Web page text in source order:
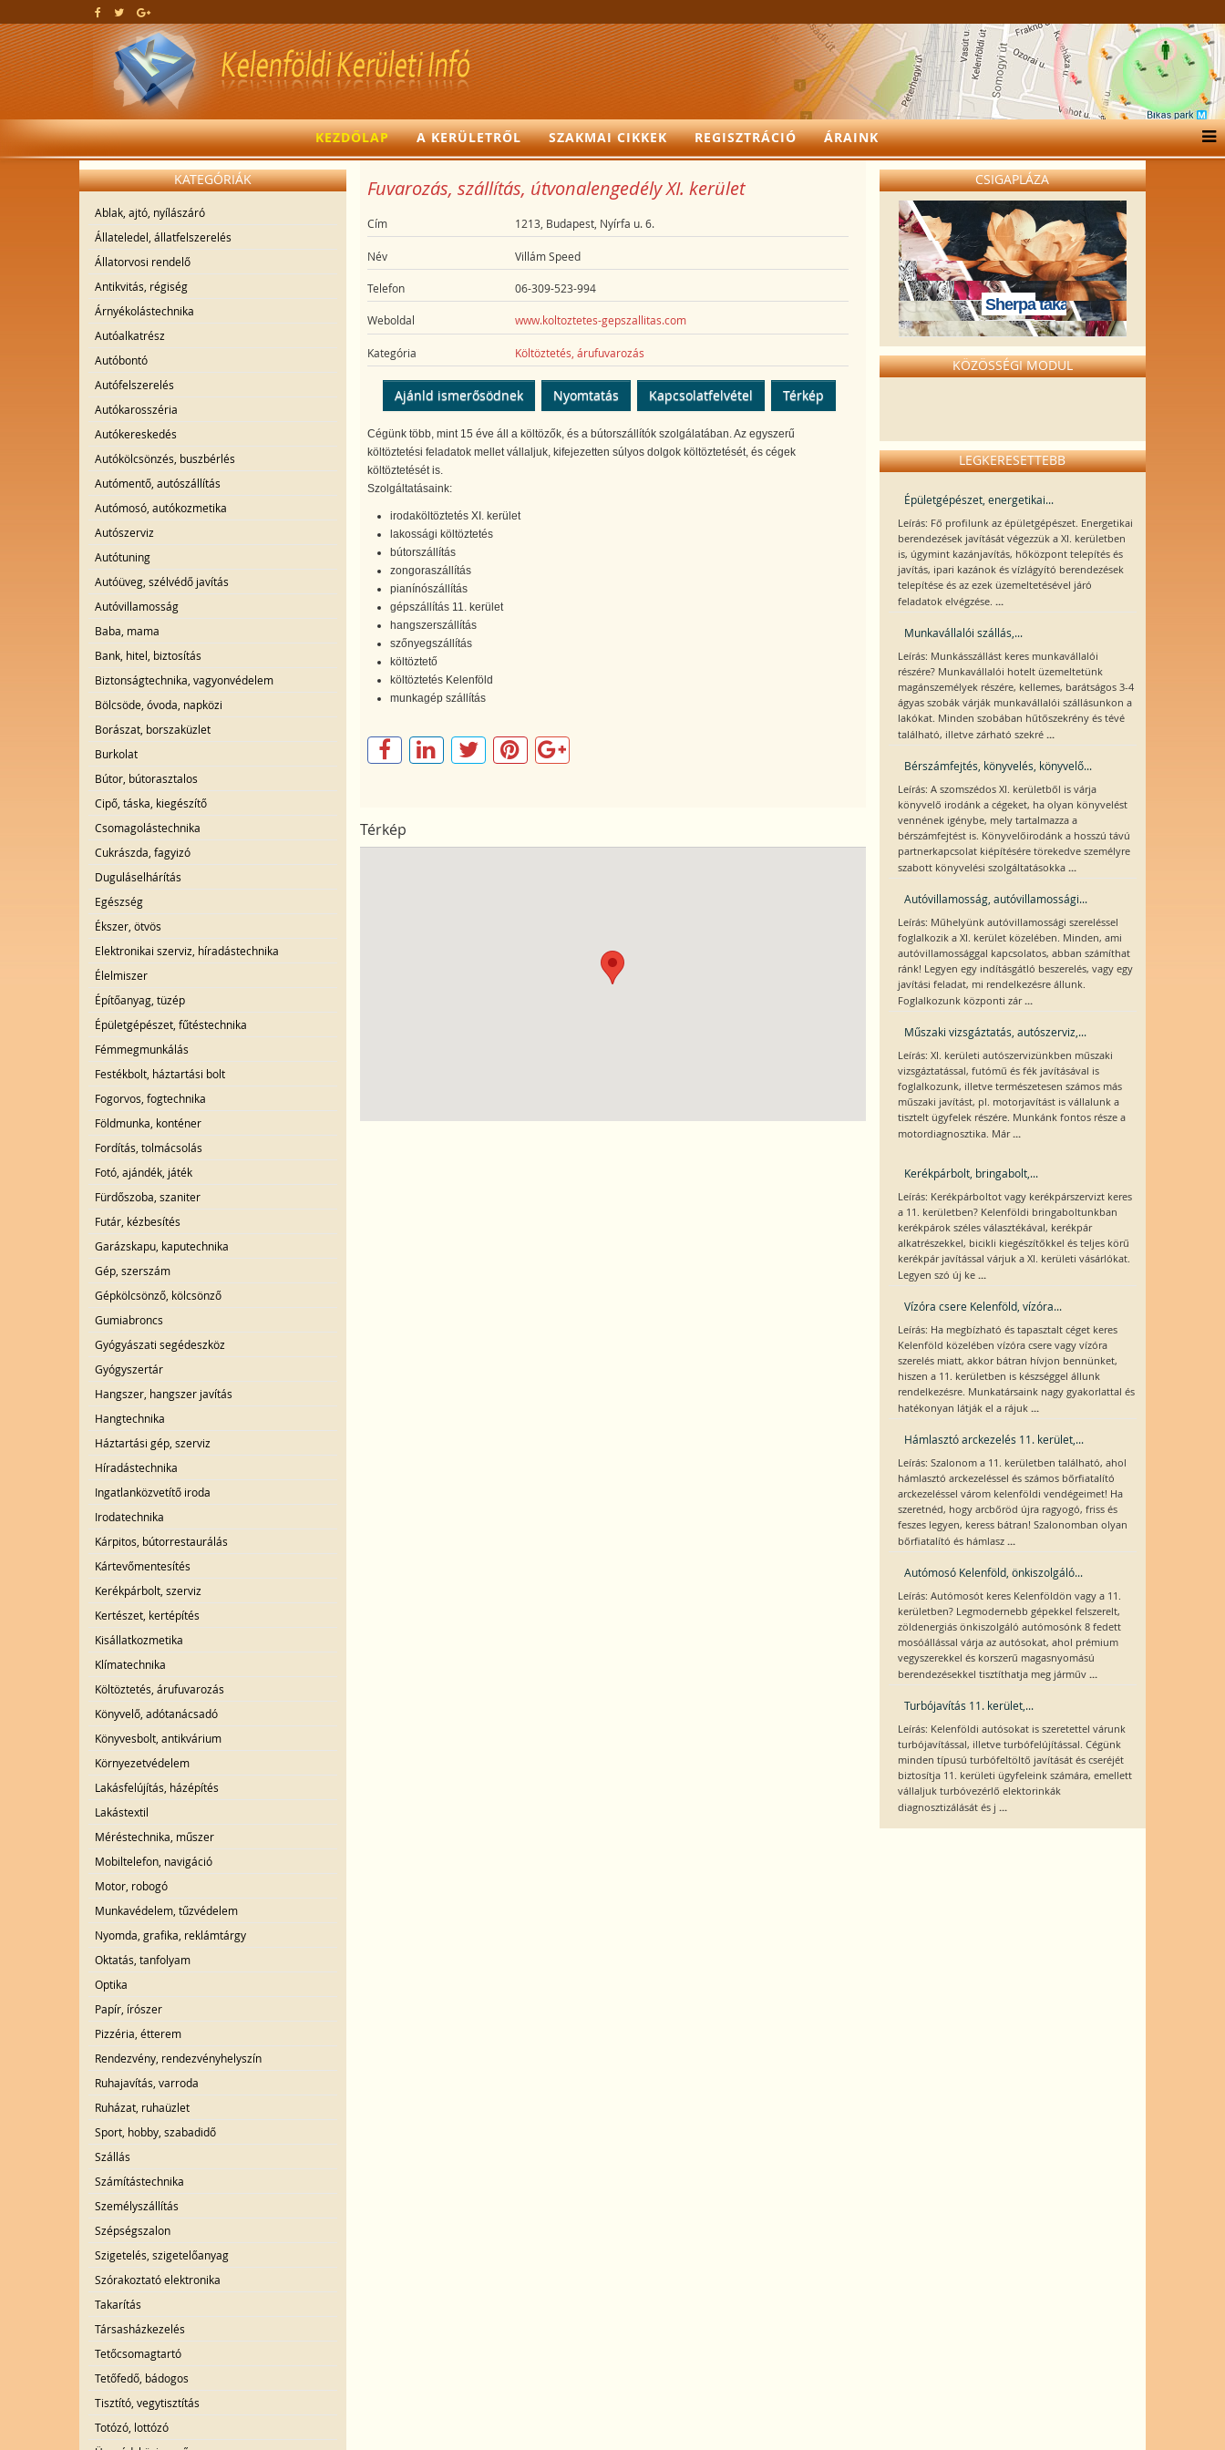
KEZDŐLAP A KERÜLETRŐL SZAKMAI CIKKEK REGISZTRÁCIÓ ÁRAINK
KATEGÓRIÁK
Ablak, ajtó, nyílászáró
Állateledel, állatfelszerelés
Állatorvosi rendelő
Antikvitás, régiség
Árnyékolástechnika
Autóalkatrész
Autóbontó
Autófelszerelés
Autókarosszéria
Autókereskedés
Autókölcsönzés, buszbérlés
Autómentő, autószállítás
Autómosó, autókozmetika
Autószerviz
Autótuning
Autóüveg, szélvédő javítás
Autóvillamosság
Baba, mama
Bank, hitel, biztosítás
Biztonságtechnika, vagyonvédelem
Bölcsöde, óvoda, napközi
Borászat, borszaküzlet
Burkolat
Bútor, bútorasztalos
Cipő, táska, kiegészítő
Csomagolástechnika
Cukrászda, fagyizó
Duguláselhárítás
Egészség
Ékszer, ötvös
Elektronikai szerviz, híradástechnika
Élelmiszer
Építőanyag, tüzép
Épületgépészet, fűtéstechnika
Fémmegmunkálás
Festékbolt, háztartási bolt
Fogorvos, fogtechnika
Földmunka, konténer
Fordítás, tolmácsolás
Fotó, ajándék, játék
Fürdőszoba, szaniter
Futár, kézbesítés
Garázskapu, kaputechnika
Gép, szerszám
Gépkölcsönző, kölcsönző
Gumiabroncs
Gyógyászati segédeszköz
Gyógyszertár
Hangszer, hangszer javítás
Hangtechnika
Háztartási gép, szerviz
Híradástechnika
Ingatlanközvetítő iroda
Irodatechnika
Kárpitos, bútorrestaurálás
Kártevőmentesítés
Kerékpárbolt, szerviz
Kertészet, kertépítés
Kisállatkozmetika
Klímatechnika
Költöztetés, árufuvarozás
Könyvelő, adótanácsadó
Könyvesbolt, antikvárium
Környezetvédelem
Lakásfelújítás, házépítés
Lakástextil
Méréstechnika, műszer
Mobiltelefon, navigáció
Motor, robogó
Munkavédelem, tűzvédelem
Nyomda, grafika, reklámtárgy
Oktatás, tanfolyam
Optika
Papír, írószer
Pizzéria, étterem
Rendezvény, rendezvényhelyszín
Ruhajavítás, varroda
Ruházat, ruhaüzlet
Sport, hobby, szabadidő
Szállás
Számítástechnika
Személyszállítás
Szépségszalon
Szigetelés, szigetelőanyag
Szórakoztató elektronika
Takarítás
Társasházkezelés
Tetőcsomagtartó
Tetőfedő, bádogos
Tisztító, vegytisztítás
Totózó, lottózó
Fuvarozás, szállítás, útvonalengedély XI. kerület
Cím 1213, Budapest, Nyírfa u. 6.
Név Villám Speed
Telefon 06-309-523-994
Weboldal www.koltoztetes-gepszallitas.com
Kategória Költöztetés, árufuvarozás
Ajánld ismerősödnek Nyomtatás Kapcsolatfelvétel Térkép
Cégünk több, mint 15 éve áll a költözők, és a bútorszállítók szolgálatában. Az egyszerű
költöztetési feladatok mellet vállaljuk, kifejezetten súlyos dolgok költöztetését, és cégek
költöztetését is.
Szolgáltatásaink:
irodaköltöztetés XI. kerület
lakossági költöztetés
bútorszállítás
zongoraszállítás
pianínószállítás
gépszállítás 11. kerület
hangszerszállítás
szőnyegszállítás
költöztető
költöztetés Kelenföld
munkagép szállítás
Térkép
CSIGAPLÁZA
Sherpa takarók
KÖZÖSSÉGI MODUL
LEGKERESETTEBB
Épületgépészet, energetikai...
Leírás: Fő profilunk az épületgépészet. Energetikai
berendezések javítását végezzük a XI. kerületben
is, úgymint kazánjavítás, hőközpont telepítés és
javítás, ipari kazánok és vízlágyító berendezések
telepítése és az ezek üzemeltetésével járó
feladatok elvégzése. ...
Munkavállalói szállás,...
Leírás: Munkásszállást keres munkavállalói
részére? Munkavállalói hotelt üzemeltetünk
magánszemélyek részére, kellemes, barátságos 3-4
ágyas szobák várják munkavállalói szállásunkon a
lakókat. Minden szobában hűtőszekrény és tévé
található, illetve zárható szekré ...
Bérszámfejtés, könyvelés, könyvelő...
Leírás: A szomszédos XI. kerületből is várja
könyvelő irodánk a cégeket, ha olyan könyvelést
vennének igénybe, mely tartalmazza a
bérszámfejtést is. Könyvelőirodánk a hosszú távú
partnerkapcsolat kiépítésére törekedve személyre
szabott könyvelési szolgáltatásokka ...
Autóvillamosság, autóvillamossági...
Leírás: Műhelyünk autóvillamossági szereléssel
foglalkozik a XI. kerület közelében. Minden, ami
autóvillamossággal kapcsolatos, abban számíthat
ránk! Legyen egy indításgátló beszerelés, vagy egy
javítási feladat, mi rendelkezésre állunk.
Foglalkozunk központi zár...
Műszaki vizsgáztatás, autószerviz,...
Leírás: XI. kerületi autószervizünkben műszaki
vizsgáztatással, futómű és fék javításával is
foglalkozunk, illetve természetesen számos más
műszaki javítást, pl. motorjavítást is vállalunk a
tisztelt ügyfelek részére. Munkánk fontos része a
motordiagnosztika. Már...
Kerékpárbolt, bringabolt,...
Leírás: Kerékpárboltot vagy kerékpárszervizt keres
a 11. kerületben? Kelenföldi bringaboltunkban
kerékpárok széles választékával, kerékpár
alkatrészekkel, bicikli kiegészítőkkel és teljes körű
kerékpár javítással várjuk a XI. kerületi vásárlókat.
Legyen szó új ke ...
Vízóra csere Kelenföld, vízóra...
Leírás: Ha megbízható és tapasztalt céget keres
Kelenföld közelében vízóra csere vagy vízóra
szerelés miatt, akkor bátran hívjon bennünket,
hiszen a 11. kerületben is készséggel állunk
rendelkezésre. Munkatársaink nagy gyakorlattal és
hatékonyan látják el a rájuk ...
Hámlasztó arckezelés 11. kerület,...
Leírás: Szalonom a 11. kerületben található, ahol
hámlasztó arckezeléssel és számos bőrfiatalító
arckezeléssel várom kelenföldi vendégeimet! Ha
szeretnéd, hogy arcbőröd újra ragyogó, friss és
feszes legyen, keress bátran! Szalonomban olyan
bőrfiatalító és hámlasz ...
Autómosó Kelenföld, önkiszolgáló...
Leírás: Autómosót keres Kelenföldön vagy a 11.
kerületben? Legmodernebb gépekkel felszerelt,
zöldenergiás önkiszolgáló autómosónk 8 fedett
mosóállással várja az autósokat, ahol prémium
vegyszerekkel és korszerű magasnyomású
berendezésekkel tisztíthatja meg járműv ...
Turbójavítás 11. kerület,...
Leírás: Kelenföldi autósokat is szeretettel várunk
turbójavítással, illetve turbófelújítással. Cégünk
minden típusú turbófeltöltő javítását és cseréjét
biztosítja 11. kerületi ügyfeleink számára, emellett
vállaljuk turbóvezérlő elektorinkák
diagnosztizálását és j ...